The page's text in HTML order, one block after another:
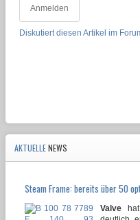
Anmelden
Diskutiert diesen Artikel im
AKTUELLENEWS
Steam Frame: bereits über 50
Valve